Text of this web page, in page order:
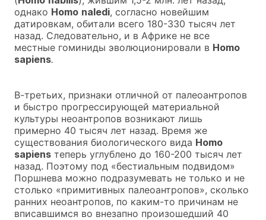
однако Homo naledi, согласно новейшим
датировкам, обитали всего 180-330 тысяч лет
назад. Следовательно, и в Африке не все
местные гоминиды эволюционировали в Homo
sapiens.
В-третьих, признаки отличной от палеоантропов
и быстро прогрессирующей материальной
культуры неоантропов возникают лишь
примерно 40 тысяч лет назад. Время же
существования биологического вида Homo
sapiens теперь углублено до 160-200 тысяч лет
назад. Поэтому под «бестиальным подвидом»
Поршнева можно подразумевать не только и не
столько «примитивных палеоантропов», сколько
ранних неоантропов, по каким-то причинам не
вписавшимся во внезапно произошедший 40